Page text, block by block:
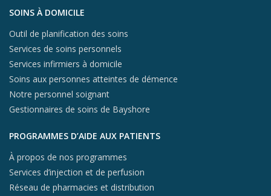
Aller au contenu du pied de page
SOINS À DOMICILE
Outil de planification des soins
Services de soins personnels
Services infirmiers à domicile
Soins aux personnes atteintes de démence
Notre personnel soignant
Gestionnaires de soins de Bayshore
PROGRAMMES D’AIDE AUX PATIENTS
À propos de nos programmes
Services d’injection et de perfusion
Réseau de pharmacies et distribution